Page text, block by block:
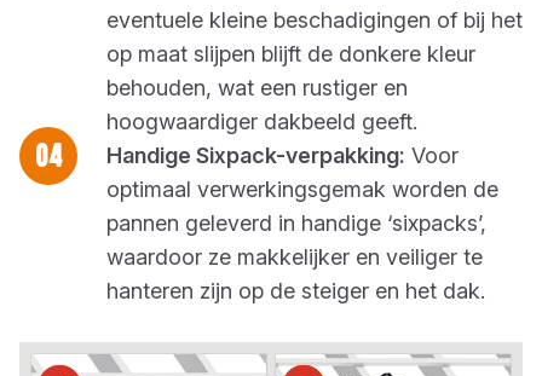
eventuele kleine beschadigingen of bij het
op maat slijpen blijft de donkere kleur
behouden, wat een rustiger en
hoogwaardiger dakbeeld geeft.
Handige Sixpack-verpakking: Voor
optimaal verwerkingsgemak worden de
pannen geleverd in handige ‘sixpacks’,
waardoor ze makkelijker en veiliger te
hanteren zijn op de steiger en het dak.